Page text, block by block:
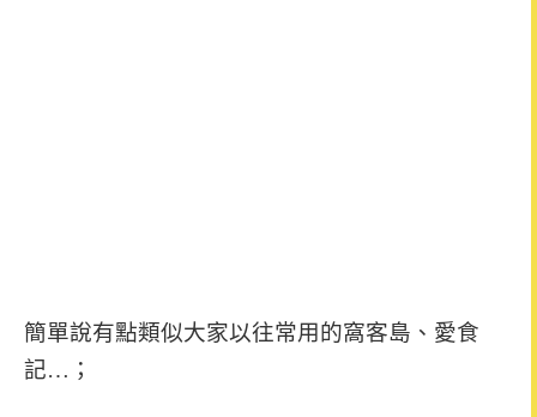
簡單說有點類似大家以往常用的窩客島、愛食
記…；